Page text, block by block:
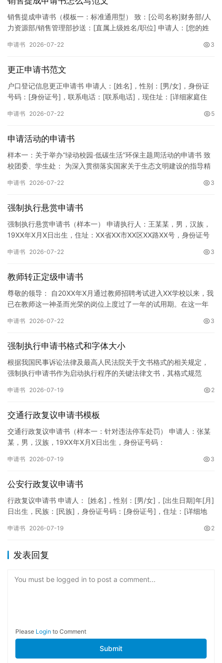
销售提成申请书（模板一：标准通用型） 致：[公司名称]财务部/人
力资源部/销售管理部抄送：[直属上级姓名/职位] 申请人：[您的姓
申请书 2026-07-22 3
更正申请书范文
户口登记信息更正申请书 申请人：[姓名]，性别：[男/女]，身份证
号码：[身份证号]，联系电话：[联系电话]，现住址：[详细家庭住
申请书 2026-07-22 5
申请活动的申请书
样本一：关于举办“绿动校园·低碳生活”环保主题周活动的申请书 致
校团委、学生处： 为深入贯彻落实国家关于生态文明建设的指导精
申请书 2026-07-22 3
强制执行悬赏申请书
强制执行悬赏申请书（样本一） 申请执行人：王某某，男，汉族，
19XX年X月X日出生，住址：XX省XX市XX区XX路XX号，身份证号
申请书 2026-07-22 3
教师转正定级申请书
尊敬的领导： 自20XX年X月通过教师招聘考试进入XX学校以来，我
已在教师这一神圣而光荣的岗位上度过了一年的试用期。在这一年
申请书 2026-07-22 3
强制执行申请书格式和字体大小
根据我国民事诉讼法律及最高人民法院关于文书格式的相关规定，
强制执行申请书作为启动执行程序的关键法律文书，其格式规范
纸张与…
申请书 2026-07-19 2
交通行政复议申请书模板
交通行政复议申请书（样本一：针对违法停车处罚） 申请人：张某
某，男，汉族，19XX年X月X日出生，身份证号码：
申请书 2026-07-19 3
公安行政复议申请书
行政复议申请书 申请人： [姓名]，性别：[男/女]，[出生日期]年[月]
日出生，民族：[民族]，身份证号码：[身份证号]，住址：[详细地
申请书 2026-07-19 2
发表回复
You must be logged in to post a comment...
Please Login to Comment
Submit